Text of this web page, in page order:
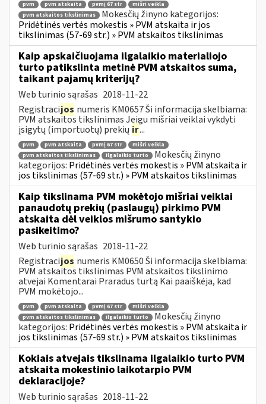
pvm pvm atskaita pvmį 67 str
mišri veikla
pvm atskaitos tikslinimas
Mokesčių žinyno kategorijos:
Pridėtinės vertės mokestis » PVM atskaita ir jos
tikslinimas (57-69 str.) » PVM atskaitos tikslinimas
Kaip apskaičiuojama ilgalaikio materialiojo
turto patikslinta metinė PVM atskaitos suma,
taikant pajamų kriterijų?
Web turinio sąrašas 2018-11-22
Registracijos numeris KM0657 Ši informacija skelbiama:
PVM atskaitos tikslinimas Jeigu mišriai veiklai vykdyti
įsigytų (importuotų) prekių ir...
pvm pvm atskaita pvmį 67 str
mišri veikla
pvm atskaitos tikslinimas
ilgalaikio turto
Mokesčių žinyno
kategorijos: Pridėtinės vertės mokestis » PVM atskaita ir
jos tikslinimas (57-69 str.) » PVM atskaitos tikslinimas
Kaip tikslinama PVM mokėtojo mišriai veiklai
panaudotų prekių (paslaugų) pirkimo PVM
atskaita dėl veiklos mišrumo santykio
pasikeitimo?
Web turinio sąrašas 2018-11-22
Registracijos numeris KM0650 Ši informacija skelbiama:
PVM atskaitos tikslinimas PVM atskaitos tikslinimo
atvejai Komentarai Praradus turtą Kai paaiškėja, kad
PVM mokėtojo...
pvm pvm atskaita pvmį 67 str
mišri veikla
pvm atskaitos tikslinimas
ilgalaikio turto
Mokesčių žinyno
kategorijos: Pridėtinės vertės mokestis » PVM atskaita ir
jos tikslinimas (57-69 str.) » PVM atskaitos tikslinimas
Kokiais atvejais tikslinama ilgalaikio turto PVM
atskaita mokestinio laikotarpio PVM
deklaracijoje?
Web turinio sąrašas 2018-11-22